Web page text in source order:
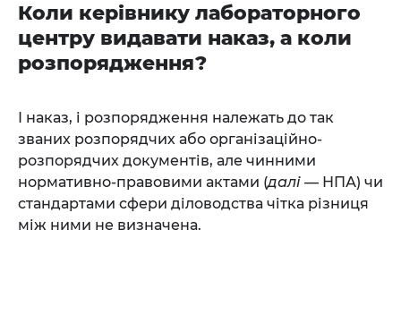
Коли керівнику лабораторного
центру видавати наказ, а коли
розпорядження?
І наказ, і розпорядження належать до так
званих розпорядчих або організаційно-
розпорядчих документів, але чинними
нормативно-правовими актами (далі — НПА) чи
стандартами сфери діловодства чітка різниця
між ними не визначена.